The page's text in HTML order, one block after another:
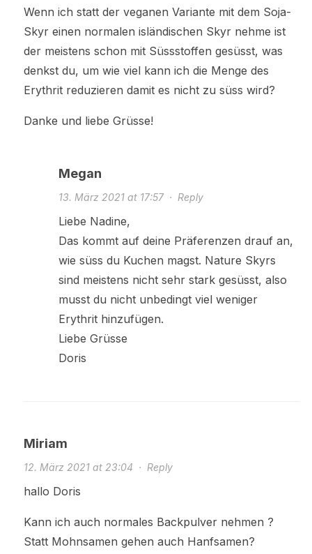
Wenn ich statt der veganen Variante mit dem Soja-
Skyr einen normalen isländischen Skyr nehme ist
der meistens schon mit Süssstoffen gesüsst, was
denkst du, um wie viel kann ich die Menge des
Erythrit reduzieren damit es nicht zu süss wird?
Danke und liebe Grüsse!
Megan
13. März 2021 at 17:57· Reply
Liebe Nadine,
Das kommt auf deine Präferenzen drauf an,
wie süss du Kuchen magst. Nature Skyrs
sind meistens nicht sehr stark gesüsst, also
musst du nicht unbedingt viel weniger
Erythrit hinzufügen.
Liebe Grüsse
Doris
Miriam
12. März 2021 at 23:04 · Reply
hallo Doris
Kann ich auch normales Backpulver nehmen ?
Statt Mohnsamen gehen auch Hanfsamen?